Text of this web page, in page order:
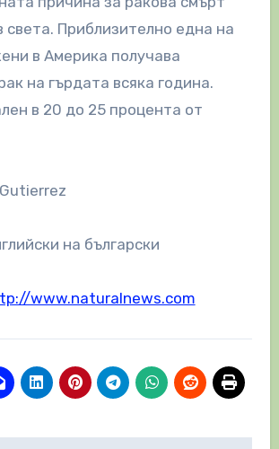
света. Приблизително една на
в Америка получава
на гърдата всяка година.
в 20 до 25 процента от
на български
www.naturalnews.com